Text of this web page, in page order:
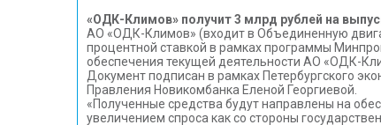
«ОДК-Климов» получит 3 млрд рублей на
АО «ОДК-Климов» (входит в Объединенную
процентной ставкой в рамках программы
обеспечения текущей деятельности АО «ОДК-
Документ подписан в рамках Петербургского
Правления Новикомбанка Еленой Георгиевой.
«Полученные средства будут направлены на
увеличением спроса как со стороны